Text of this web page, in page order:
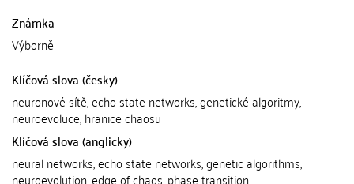
Známka
Výborně
Klíčová slova (česky)
neuronové sítě, echo state networks, genetické algoritmy,
neuroevoluce, hranice chaosu
Klíčová slova (anglicky)
neural networks, echo state networks, genetic algorithms,
neuroevolution, edge of chaos, phase transition